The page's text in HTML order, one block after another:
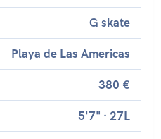
G skate
Playa de Las Americas
380 €
5'7" · 27L